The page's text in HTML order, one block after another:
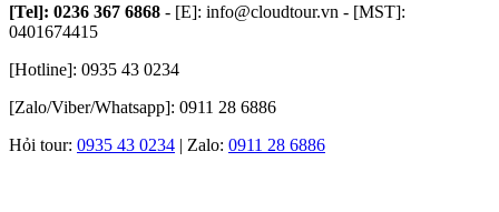
[Tel]: 0236 367 6868 - [E]: info@cloudtour.vn - [MST]:
0401674415
[Hotline]: 0935 43 0234
[Zalo/Viber/Whatsapp]: 0911 28 6886
Hỏi tour: 0935 43 0234 | Zalo: 0911 28 6886